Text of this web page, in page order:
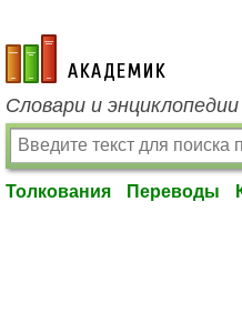
academic.ru
Словари и
Толкования Переводы